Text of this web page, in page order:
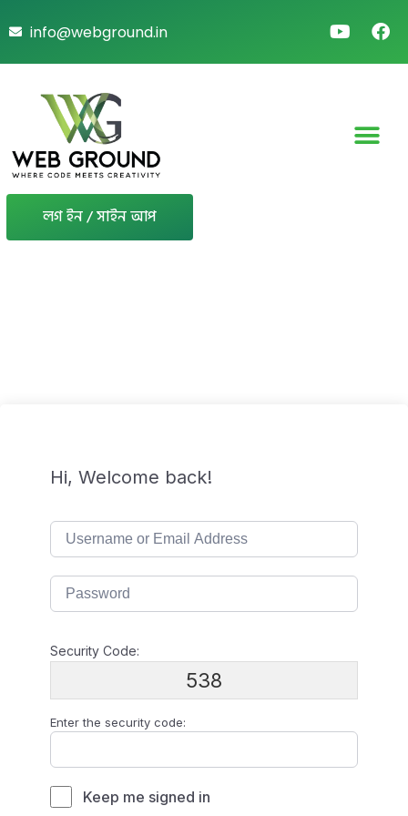
info@webground.in
লগ ইন / সাইন আপ
Hi, Welcome back!
Security Code:
538
Enter the security code:
Keep me signed in